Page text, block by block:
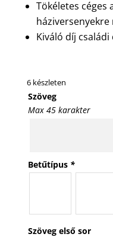
Tökéletes céges
Kiváló díj
6 készleten
Szöveg
Max 45 karakter
Betűtípus *
Szöveg első sor